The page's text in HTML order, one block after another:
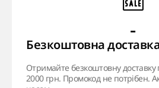
-
Безкоштовна
Отримайте безкоштовну доставку
2000 грн. Промокод не потрібен.